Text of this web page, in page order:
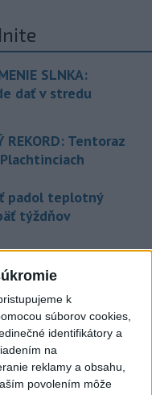
k
súborov cookies,
identifikátory a
na
reklamy a obsahu,
povolením môže
SLNKA:
dať v stredu
REKORD: Tentoraz
padol teplotný
týždňov
a robotika
Rok Ľ.Štúra